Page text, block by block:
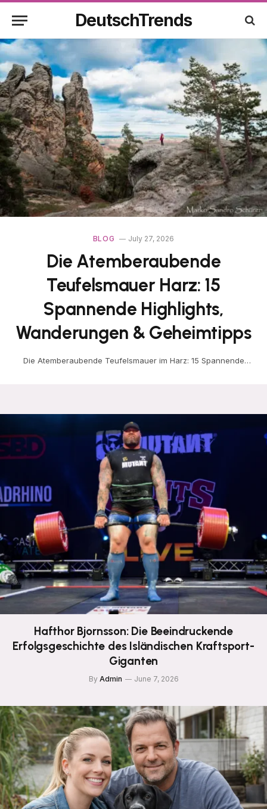
DeutschTrends
BLOG July 27, 2026
Die Atemberaubende
Teufelsmauer Harz: 15
Spannende Highlights,
Wanderungen & Geheimtipps
Die Atemberaubende Teufelsmauer im Harz: 15 Spannende
Hafthor Bjornsson: Die Beeindruckende
Erfolgsgeschichte des Isländischen Kraftsport-
Giganten
By Admin June 7, 2026